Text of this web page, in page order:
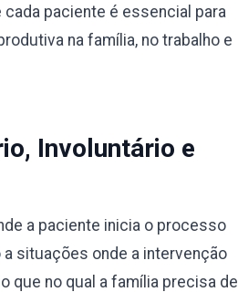
paciente é essencial para
na família, no trabalho e
Involuntário e
a paciente inicia o processo
situações onde a intervenção
que no qual a família precisa de